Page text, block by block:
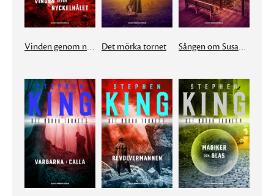
Vinden genom nyckelhålet Det mörka tornet Sången om Susannah